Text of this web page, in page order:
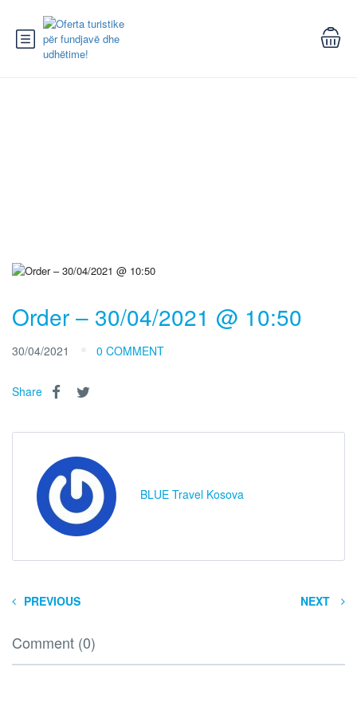
Order – 30/04/2021 @ 10:50
30/04/2021 0 COMMENT
Share
BLUE Travel Kosova
PREVIOUS NEXT
Comment (0)